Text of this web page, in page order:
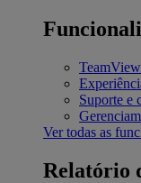
Suporte e
Ver todas as
Relatório